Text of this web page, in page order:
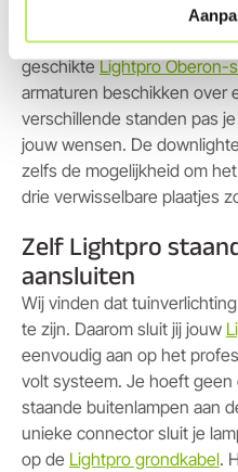
elk lichtprobleem. Met de
je verrast door de
geschikteLightpro Oberon-
armaturen beschikken over
verschillende standen pas
jouw wensen. De
zelfs de mogelijkheid om
drie verwisselbare plaatjes
Zelf Lightpro
aansluiten
Wij vinden dat
te zijn. Daarom sluit jij jouw
eenvoudig aan op het
volt systeem. Je hoeft geen
staande buitenlampen aan
unieke connector sluit je
op de Lightpro grondkabel.